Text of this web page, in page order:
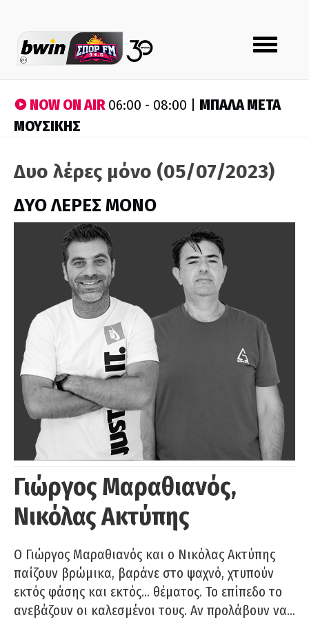
Toggle
navigation
NOW ON AIR06:00 - 08:00 | ΜΠΑΛΑ ΜΕΤΑ
ΜΟΥΣΙΚΗΣ
Δυο λέρες μόνο (05/07/2023)
ΔΥΟ ΛΕΡΕΣ ΜΟΝΟ
Γιώργος Μαραθιανός,
Νικόλας Ακτύπης
Ο Γιώργος Μαραθιανός και ο Νικόλας Ακτύπης
παίζουν βρώμικα, βαράνε στο ψαχνό, χτυπούν
εκτός φάσης και εκτός… θέματος. Το επίπεδο το
ανεβάζουν οι καλεσμένοι τους. Αν προλάβουν να…